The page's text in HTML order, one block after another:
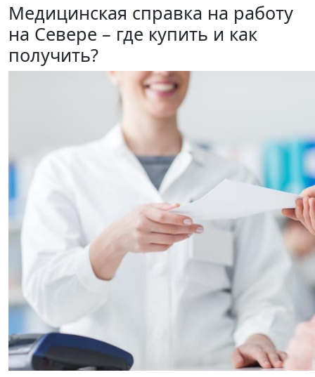
Медицинская справка на работу
на Севере – где купить и как
получить?